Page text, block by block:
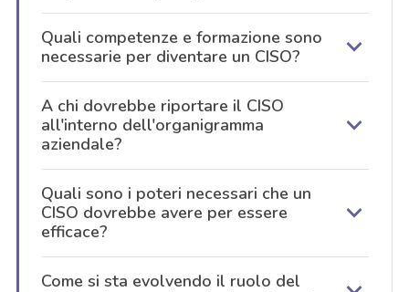
Quali competenze e formazione sono
necessarie per diventare un CISO?
A chi dovrebbe riportare il CISO
all'interno dell'organigramma
aziendale?
Quali sono i poteri necessari che un
CISO dovrebbe avere per essere
efficace?
Come si sta evolvendo il ruolo del